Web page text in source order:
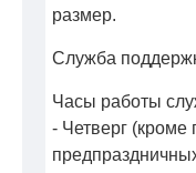
размер.
Служба
Часы работы
- Четверг (кроме